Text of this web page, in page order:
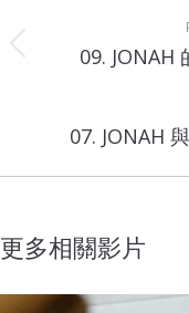
navigation
09. JONAH
07. JONAH
更多相關影片